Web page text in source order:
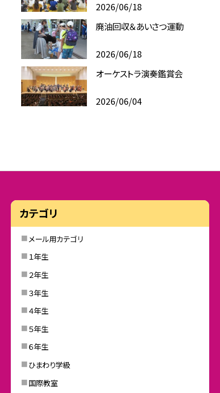
2026/06/18
廃油回収＆あいさつ運動
2026/06/18
オーケストラ演奏鑑賞会
2026/06/04
カテゴリ
メール用カテゴリ
１年生
２年生
３年生
４年生
５年生
６年生
ひまわり学級
国際教室